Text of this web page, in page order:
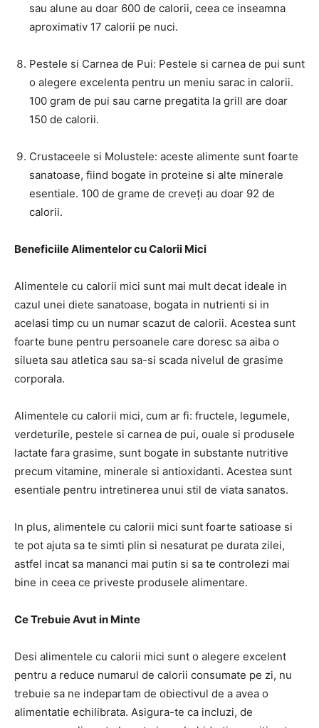
sau alune au doar 600 de calorii, ceea ce inseamna
aproximativ 17 calorii pe nuci.
Pestele si Carnea de Pui: Pestele si carnea de pui sunt
o alegere excelenta pentru un meniu sarac in calorii.
100 gram de pui sau carne pregatita la grill are doar
150 de calorii.
Crustaceele si Molustele: aceste alimente sunt foarte
sanatoase, fiind bogate in proteine si alte minerale
esentiale. 100 de grame de creveți au doar 92 de
calorii.
Beneficiile Alimentelor cu Calorii Mici
Alimentele cu calorii mici sunt mai mult decat ideale in
cazul unei diete sanatoase, bogata in nutrienti si in
acelasi timp cu un numar scazut de calorii. Acestea sunt
foarte bune pentru persoanele care doresc sa aiba o
silueta sau atletica sau sa-si scada nivelul de grasime
corporala.
Alimentele cu calorii mici, cum ar fi: fructele, legumele,
verdeturile, pestele si carnea de pui, ouale si produsele
lactate fara grasime, sunt bogate in substante nutritive
precum vitamine, minerale si antioxidanti. Acestea sunt
esentiale pentru intretinerea unui stil de viata sanatos.
In plus, alimentele cu calorii mici sunt foarte satioase si
te pot ajuta sa te simti plin si nesaturat pe durata zilei,
astfel incat sa mananci mai putin si sa te controlezi mai
bine in ceea ce priveste produsele alimentare.
Ce Trebuie Avut in Minte
Desi alimentele cu calorii mici sunt o alegere excelent
pentru a reduce numarul de calorii consumate pe zi, nu
trebuie sa ne indepartam de obiectivul de a avea o
alimentatie echilibrata. Asigura-te ca incluzi, de